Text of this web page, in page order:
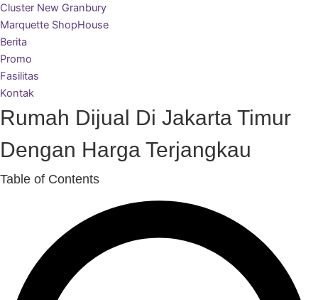
Cluster New Granbury
Marquette ShopHouse
Berita
Promo
Fasilitas
Kontak
Rumah Dijual Di Jakarta Timur
Dengan Harga Terjangkau
Table of Contents